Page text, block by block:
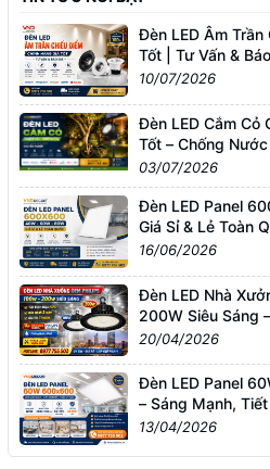
Đèn LED Âm Trần
Tốt | Tư Vấn &
10/07/2026
Đèn LED Cắm Cỏ
Tốt – Chống
Hãng
03/07/2026
Đèn LED Panel
Giá Sỉ & Lẻ Toàn
16/06/2026
Đèn LED Nhà
200W Siêu Sáng
3 Năm
20/04/2026
Đèn LED Panel
– Sáng Mạnh,
13/04/2026